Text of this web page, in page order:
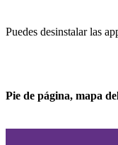
Puedes desinstalar las
Pie de página, mapa